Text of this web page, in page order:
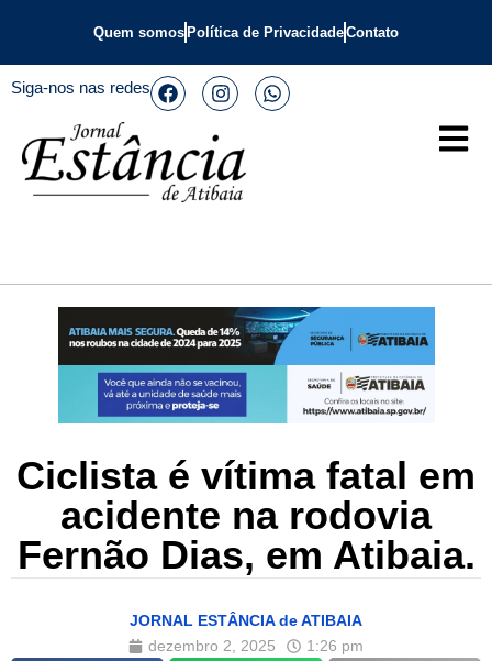
Quem somos Política de PrivacidadeContato
Siga-nos nas redes
Ciclista é vítima fatal em
acidente na rodovia
Fernão Dias, em Atibaia.
JORNAL ESTÂNCIA de ATIBAIA
dezembro 2, 2025
1:26 pm